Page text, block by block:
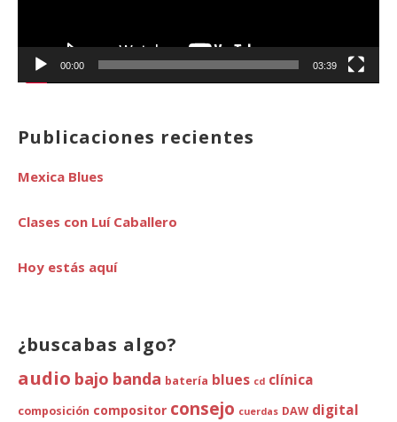
00:00 03:39
Publicaciones recientes
Mexica Blues
Clases con Luí Caballero
Hoy estás aquí
¿buscabas algo?
audio bajo banda batería blues cd clínica
composición compositor consejo cuerdas DAW digital